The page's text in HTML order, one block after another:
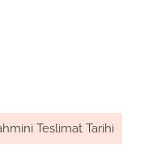
Teslimat Tarihi